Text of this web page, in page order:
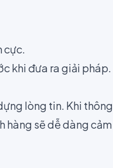
cực.
khi đưa ra giải pháp.
lòng tin. Khi thông
hàng sẽ dễ dàng cảm